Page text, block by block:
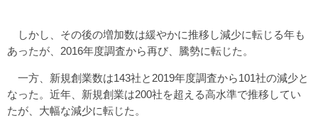
しかし、その後の増加数は緩やかに推移し減少に転じる年も
あったが、2016年度調査から再び、騰勢に転じた。
一方、新規創業数は143社と2019年度調査から101社の減少と
なった。近年、新規創業は200社を超える高水準で推移してい
たが、大幅な減少に転じた。